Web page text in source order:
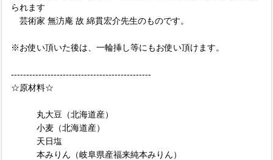
られます
芸術家 無汸庵 故 綿貫宏介先生のものです。
※お使い頂いた後は、一輪挿し等にもお使い頂けます。
----------------------------------------------
☆原材料☆
丸大豆（北海道産）
小麦（北海道産）
天日塩
本みりん（岐阜県産福来純本みりん）